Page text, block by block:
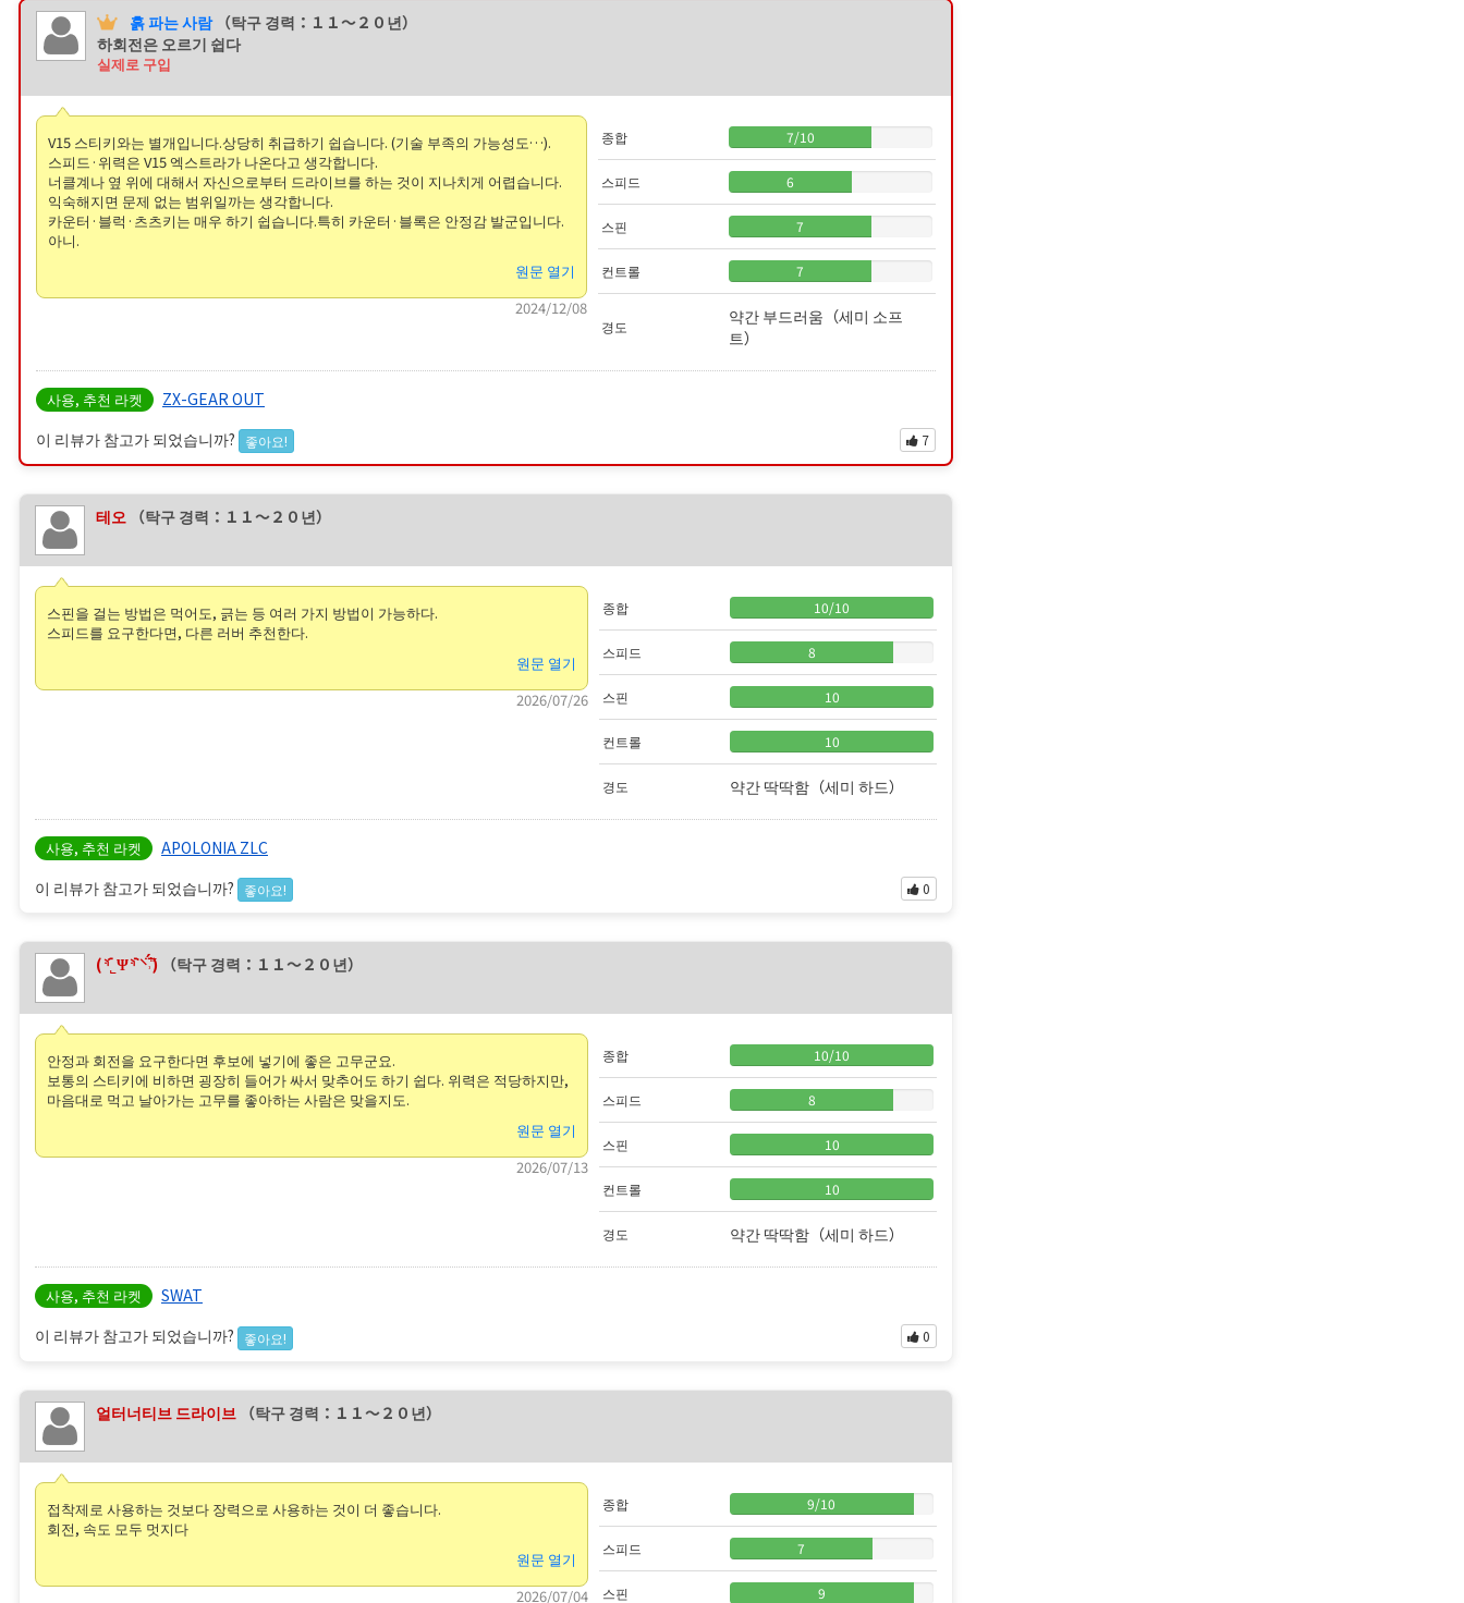
흙 파는 사람 （탁구 경력：１１〜２０년）
하회전은 오르기 쉽다
실제로 구입
V15 스티키와는 별개입니다.상당히 취급하기 쉽습니다. (기술 부족의 가능성도…).
스피드·위력은 V15 엑스트라가 나온다고 생각합니다.
너클계나 옆 위에 대해서 자신으로부터 드라이브를 하는 것이 지나치게 어렵습니다.
익숙해지면 문제 없는 범위일까는 생각합니다.
카운터·블럭·츠츠키는 매우 하기 쉽습니다.특히 카운터·블록은 안정감 발군입니다.
아니.
원문 열기
2024/12/08
종합 7/10
스피드 6
스핀 7
컨트롤 7
경도
약간 부드러움（세미 소프
트）
사용, 추천 라켓
ZX-GEAR OUT
이 리뷰가 참고가 되었습니까?
좋아요! 7
테오 （탁구 경력：１１〜２０년）
스핀을 걸는 방법은 먹어도, 긁는 등 여러 가지 방법이 가능하다.
스피드를 요구한다면, 다른 러버 추천한다.
원문 열기
2026/07/26
종합 10/10
스피드 8
스핀 10
컨트롤 10
경도 약간 딱딱함（세미 하드）
사용, 추천 라켓
APOLONIA ZLC
이 리뷰가 참고가 되었습니까?
좋아요! 0
(⸅᷇˾Ψ⸅᷆ ⸌̈́˒̅̈́) （탁구 경력：１１〜２０년）
안정과 회전을 요구한다면 후보에 넣기에 좋은 고무군요.
보통의 스티키에 비하면 굉장히 들어가 싸서 맞추어도 하기 쉽다. 위력은 적당하지만,
마음대로 먹고 날아가는 고무를 좋아하는 사람은 맞을지도.
원문 열기
2026/07/13
종합 10/10
스피드 8
스핀 10
컨트롤 10
경도 약간 딱딱함（세미 하드）
사용, 추천 라켓
SWAT
이 리뷰가 참고가 되었습니까?
좋아요! 0
얼터너티브 드라이브 （탁구 경력：１１〜２０년）
접착제로 사용하는 것보다 장력으로 사용하는 것이 더 좋습니다.
회전, 속도 모두 멋지다
원문 열기
2026/07/04
종합 9/10
스피드 7
스핀 9